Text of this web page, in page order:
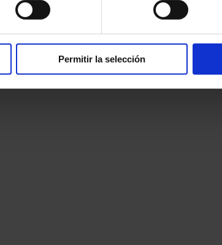
Permitir la selección